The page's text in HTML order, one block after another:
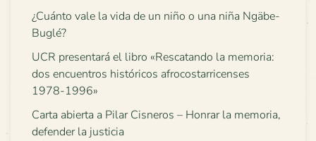
¿Cuánto vale la vida de un niño o una niña Ngäbe-
Buglé?
UCR presentará el libro «Rescatando la memoria:
dos encuentros históricos afrocostarricenses
1978-1996»
Carta abierta a Pilar Cisneros – Honrar la memoria,
defender la justicia